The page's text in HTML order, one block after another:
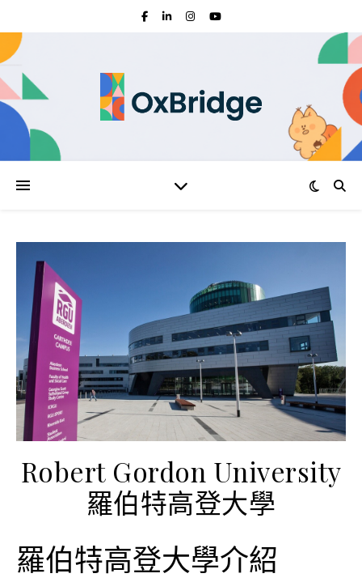
Robert Gordon University
羅伯特高登大學
羅伯特高登大學介紹